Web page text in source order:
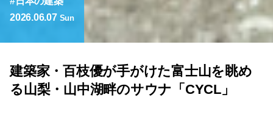
2026.06.07 Sun
建築家・百枝優が手がけた富士山を眺め
る山梨・山中湖畔のサウナ「CYCL」